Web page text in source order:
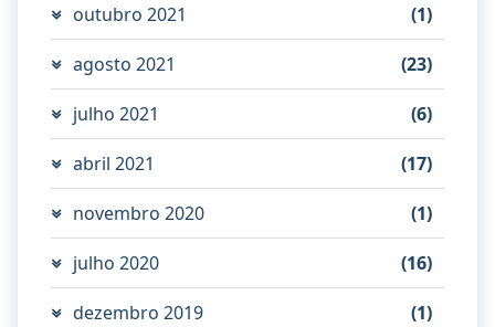
outubro 2021 (1)
agosto 2021 (23)
julho 2021 (6)
abril 2021 (17)
novembro 2020 (1)
julho 2020 (16)
dezembro 2019 (1)